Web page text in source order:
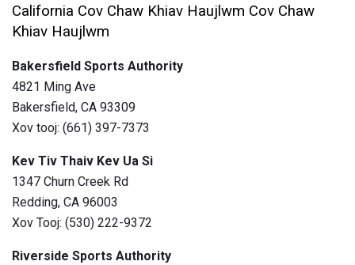
California Cov Chaw Khiav Haujlwm Cov Chaw
Khiav Haujlwm
Bakersfield Sports Authority
4821 Ming Ave
Bakersfield, CA 93309
Xov tooj: (661) 397-7373
Kev Tiv Thaiv Kev Ua Si
1347 Churn Creek Rd
Redding, CA 96003
Xov Tooj: (530) 222-9372
Riverside Sports Authority